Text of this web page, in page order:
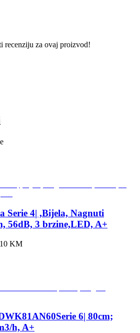
recenziju za ovaj proizvod!
Serie 4| ,Bijela, Nagnuti
56dB, 3 brzine,LED, A+
KM
6| 80cm;
h, A+